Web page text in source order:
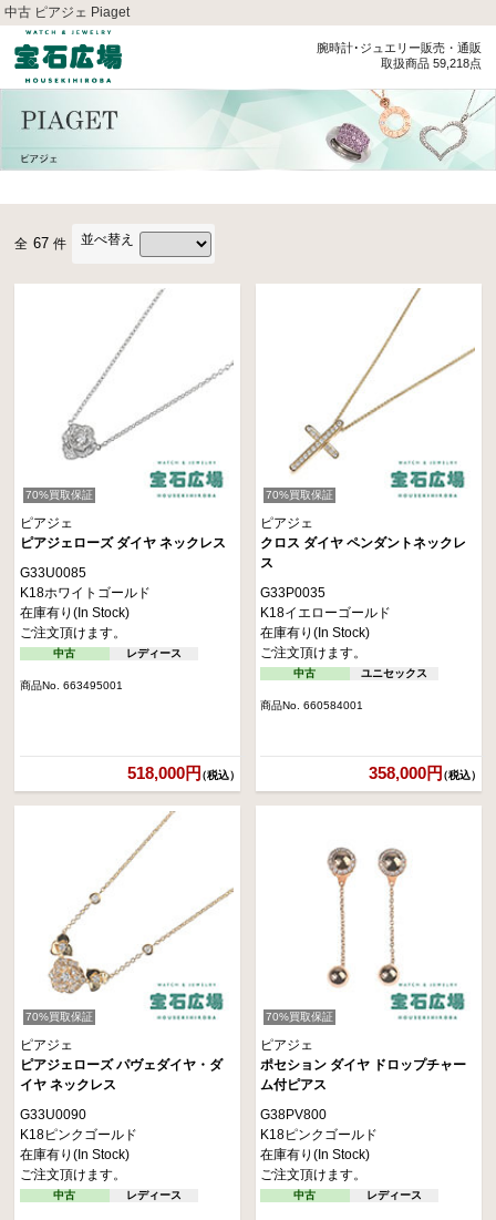
中古 ピアジェ Piaget
腕時計･ジュエリー販売・通販
取扱商品 59,218点
全 67 件 並べ替え
70%買取保証
ピアジェ
ピアジェローズ ダイヤ ネックレス
G33U0085
K18ホワイトゴールド
在庫有り(In Stock)
ご注文頂けます。
中古 レディース
商品No. 663495001
518,000円（税込）
70%買取保証
ピアジェ
クロス ダイヤ ペンダントネックレ
ス
G33P0035
K18イエローゴールド
在庫有り(In Stock)
ご注文頂けます。
中古 ユニセックス
商品No. 660584001
358,000円（税込）
70%買取保証
ピアジェ
ピアジェローズ パヴェダイヤ・ダ
イヤ ネックレス
G33U0090
K18ピンクゴールド
在庫有り(In Stock)
ご注文頂けます。
中古 レディース
70%買取保証
ピアジェ
ポセション ダイヤ ドロップチャー
ム付ピアス
G38PV800
K18ピンクゴールド
在庫有り(In Stock)
ご注文頂けます。
中古 レディース